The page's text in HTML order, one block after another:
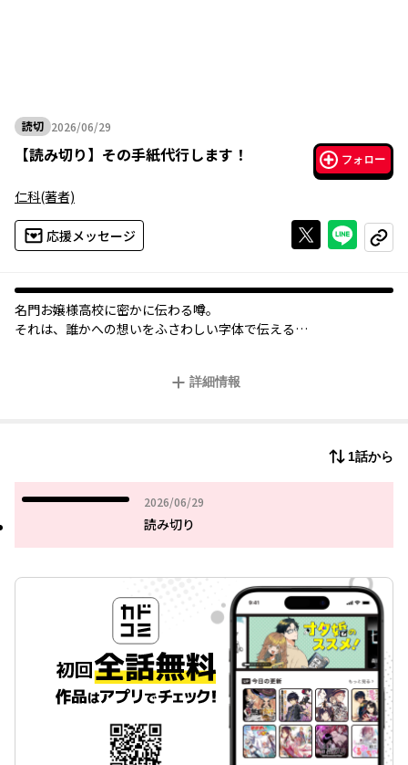
読切 2026/06/29
2026年06月29日
【読み切り】 その手紙代行します！ フォロー
仁科(著者)
応援メッセージ Xで投稿する
ライン
コピー
名門お嬢様高校に密かに伝わる噂。
それは、誰かへの想いをふさわしい字体で伝える
大人しい少女・紙乃は“代筆部”の招待状を受け取り、
詳細情報
1話から
2026/06/29
2026年06月29日
読み切り